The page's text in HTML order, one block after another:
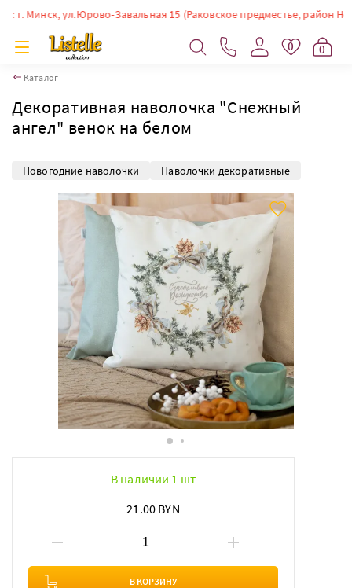
Минск, ул.Юрово-Завальная 15 (Раковское предместье, район
0 0
Каталог
Декоративная наволочка "Снежный
ангел" венок на белом
Новогодние наволочки Наволочки декоративные
В наличии 1 шт
21.00 BYN
В КОРЗИНУ